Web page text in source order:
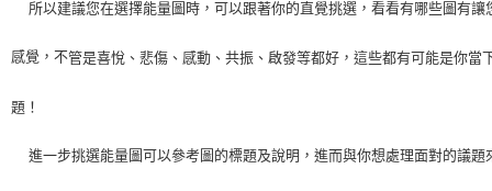
所以建議您在選擇能量圖時，可以跟著你的直覺挑選，看看有哪些圖有讓
感覺，不管是喜悅、悲傷、感動、共振、啟發等都好，這些都有可能是你當
題！
進一步挑選能量圖可以參考圖的標題及說明，進而與你想處理面對的議題